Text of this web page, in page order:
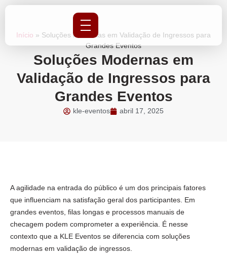
Início » Soluções Modernas em Validação de Ingressos para
Grandes Eventos
Soluções Modernas em
Validação de Ingressos para
Grandes Eventos
kle-eventos abril 17, 2025
A agilidade na entrada do público é um dos principais fatores
que influenciam na satisfação geral dos participantes. Em
grandes eventos, filas longas e processos manuais de
checagem podem comprometer a experiência. É nesse
contexto que a KLE Eventos se diferencia com soluções
modernas em validação de ingressos.